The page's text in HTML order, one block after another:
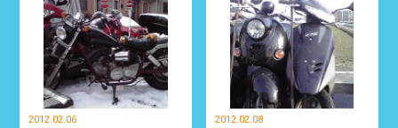
2012.02.06 2012.02.08